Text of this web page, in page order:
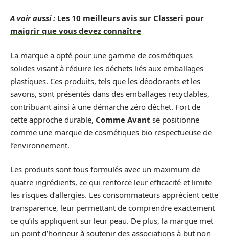
A voir aussi : Les 10 meilleurs avis sur Classeri pour
maigrir que vous devez connaître
La marque a opté pour une gamme de cosmétiques
solides visant à réduire les déchets liés aux emballages
plastiques. Ces produits, tels que les déodorants et les
savons, sont présentés dans des emballages recyclables,
contribuant ainsi à une démarche zéro déchet. Fort de
cette approche durable, Comme Avant se positionne
comme une marque de cosmétiques bio respectueuse de
l’environnement.
Les produits sont tous formulés avec un maximum de
quatre ingrédients, ce qui renforce leur efficacité et limite
les risques d’allergies. Les consommateurs apprécient cette
transparence, leur permettant de comprendre exactement
ce qu’ils appliquent sur leur peau. De plus, la marque met
un point d’honneur à soutenir des associations à but non